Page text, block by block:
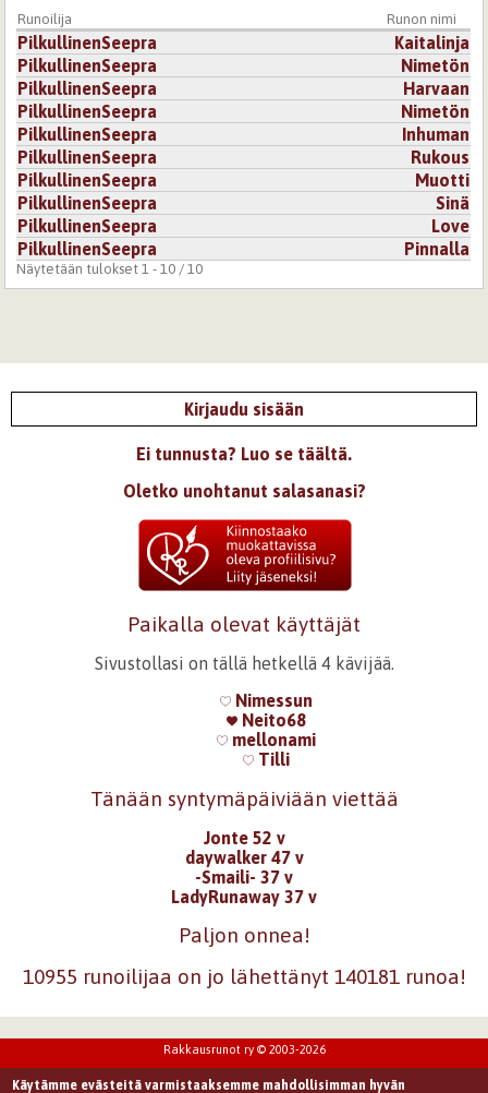
Runoilija Runon nimi
PilkullinenSeepra
Kaitalinja
PilkullinenSeepra
Nimetön
PilkullinenSeepra
Harvaan
PilkullinenSeepra
Nimetön
PilkullinenSeepra
Inhuman
PilkullinenSeepra
Rukous
PilkullinenSeepra
Muotti
PilkullinenSeepra
Sinä
PilkullinenSeepra
Love
PilkullinenSeepra
Pinnalla
Näytetään tulokset 1 - 10 / 10
Kirjaudu sisään
Ei tunnusta? Luo se täältä.
Oletko unohtanut salasanasi?
Paikalla olevat käyttäjät
Sivustollasi on tällä hetkellä 4 kävijää.
Nimessun
Neito68
mellonami
Tilli
Tänään syntymäpäiviään viettää
Jonte 52 v
daywalker 47 v
-Smaili- 37 v
LadyRunaway 37 v
Paljon onnea!
10955 runoilijaa on jo lähettänyt 140181 runoa!
Rakkausrunot ry © 2003-2026
Käytämme evästeitä varmistaaksemme mahdollisimman hyvän